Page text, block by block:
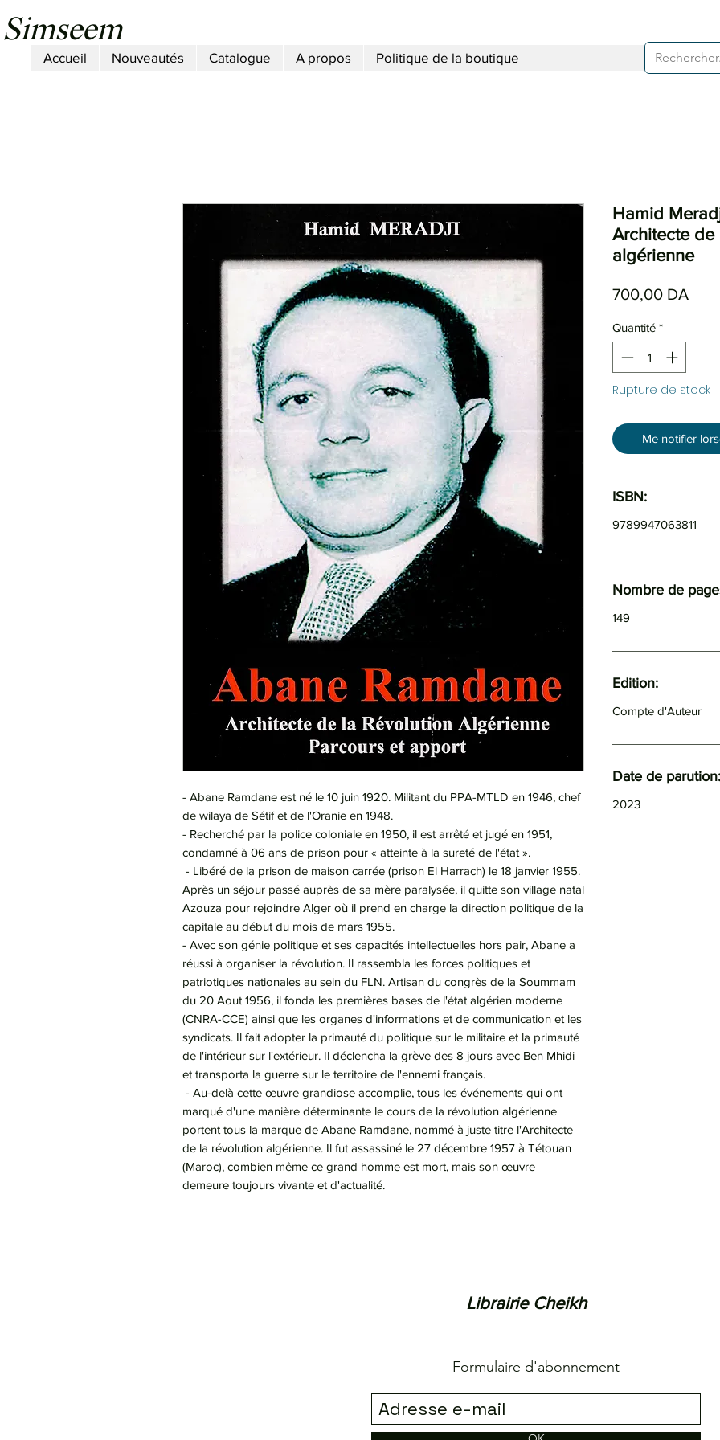
Simseem
Accueil Nouveautés Catalogue A propos Politique de la boutique
- Abane Ramdane est né le 10 juin 1920. Militant du PPA-MTLD en 1946, chef
de wilaya de Sétif et de l'Oranie en 1948.
- Recherché par la police coloniale en 1950, il est arrêté et jugé en 1951,
condamné à 06 ans de prison pour « atteinte à la sureté de l'état ».
- Libéré de la prison de maison carrée (prison El Harrach) le 18 janvier 1955.
Après un séjour passé auprès de sa mère paralysée, il quitte son village natal
Azouza pour rejoindre Alger où il prend en charge la direction politique de la
capitale au début du mois de mars 1955.
- Avec son génie politique et ses capacités intellectuelles hors pair, Abane a
réussi à organiser la révolution. Il rassembla les forces politiques et
patriotiques nationales au sein du FLN. Artisan du congrès de la Soummam
du 20 Aout 1956, il fonda les premières bases de l'état algérien moderne
(CNRA-CCE) ainsi que les organes d'informations et de communication et les
syndicats. Il fait adopter la primauté du politique sur le militaire et la primauté
de l'intérieur sur l'extérieur. Il déclencha la grève des 8 jours avec Ben Mhidi
et transporta la guerre sur le territoire de l'ennemi français.
- Au-delà cette œuvre grandiose accomplie, tous les événements qui ont
marqué d'une manière déterminante le cours de la révolution algérienne
portent tous la marque de Abane Ramdane, nommé à juste titre l'Architecte
de la révolution algérienne. Il fut assassiné le 27 décembre 1957 à Tétouan
(Maroc), combien même ce grand homme est mort, mais son œuvre
demeure toujours vivante et d'actualité.
Hamid
Architecte
algérienne
700,00 DA
Quantité *
Rupture de stock
Me notifier
ISBN:
9789947063811
Nombre de
149
Edition:
Compte d'Auteur
Date de parution:
2023
Librairie Cheikh
Formulaire d'abonnement